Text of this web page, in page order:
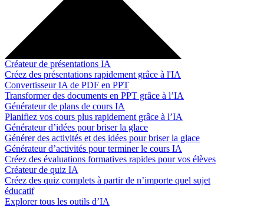
Créateur de présentations IA
Créez des présentations rapidement grâce à l'IA
Convertisseur IA de PDF en PPT
Transformer des documents en PPT grâce à l’IA
Générateur de plans de cours IA
Planifiez vos cours plus rapidement grâce à l’IA
Générateur d’idées pour briser la glace
Générer des activités et des idées pour briser la glace
Générateur d’activités pour terminer le cours IA
Créez des évaluations formatives rapides pour vos élèves
Créateur de quiz IA
Créez des quiz complets à partir de n’importe quel sujet
éducatif
Explorer tous les outils d’IA